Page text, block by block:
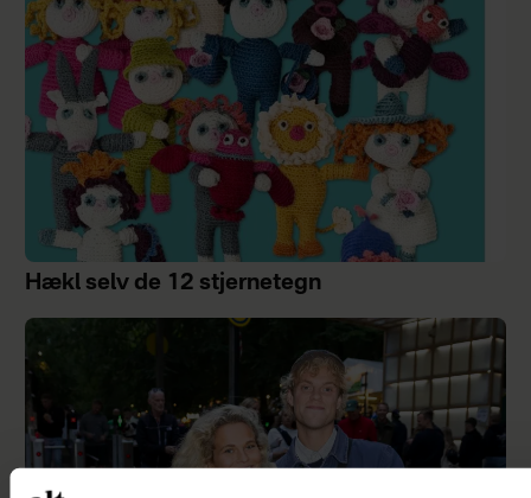
Hækl selv de 12 stjernetegn